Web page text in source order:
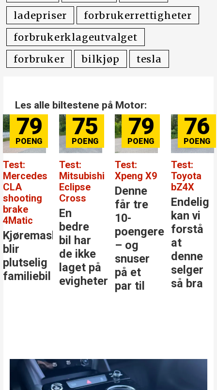
ladepriser
forbrukerrettigheter
forbrukerklageutvalget
forbruker
bilkjøp tesla
Les alle biltestene på Motor:
79
Test:
Mercedes
CLA
shooting
brake
4Matic
Kjøremaskinen
blir
plutselig
familiebil
75
Test:
Mitsubishi
Eclipse
Cross
En
bedre
bil har
de ikke
laget på
evigheter
79
Test:
Xpeng X9
Denne
får tre
10-
poengere
– og
snuser
på et
par til
76
Test:
Toyota
bZ4X
Endelig
kan vi
forstå
at
denne
selger
så bra